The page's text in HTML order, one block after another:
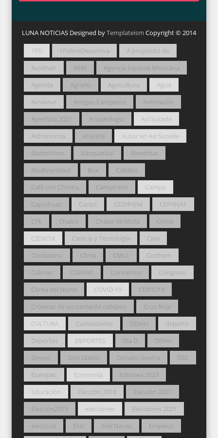
LUNA NOTICIAS Designed byTemplateism Copyright © 2014
1FD 1FiebreDeportiva
A propósito de
Acolman
AEM
Agencia Espacial Mexicana
Agenda
Agrario Agricultura
Agua
Amateur
Amigos Camperos
Animación
Apertura 2021
Arqueología
Así Sucede
Astronomía
Atlautla
Autor en Así Sucede
Bádminton
Básquetbol
Bienestar
Biodiversidad
Box
Cabildo
Café con Chisma
Campirano
Campo
Capulhuac
Carlos CEDIPIEM
CEPANAF
CFE
Chalco Chapa de Mota
China
CIENCIA
Ciencia y Tecnología
Cine
Ciudadano
Clima CMLL
Codhem
Colmex
CONAVI Conciertos
Congreso
Corea del Norte
COVID-19
COVID19
Crónicas de un cantante callejero
Cruz Roja
CULTURA
Curiosidades DDHH
deporte
Deportes
DEPORTES Día D
Difem
Dinero
Don Diablo Donato Guerra
DSC
Ecatepec
Economía
Edomex 2023
Educación
Elección 2018
Elección 2021
Elección2019
elecciones
Elecciones 2021
electoral
Eliel Eliel Navas
Empleos